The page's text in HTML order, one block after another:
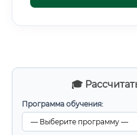
🎓
Программа обучения: